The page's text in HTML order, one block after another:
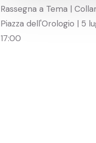
Rassegna a Tema |
Piazza dell'Orologio | 5
17:00